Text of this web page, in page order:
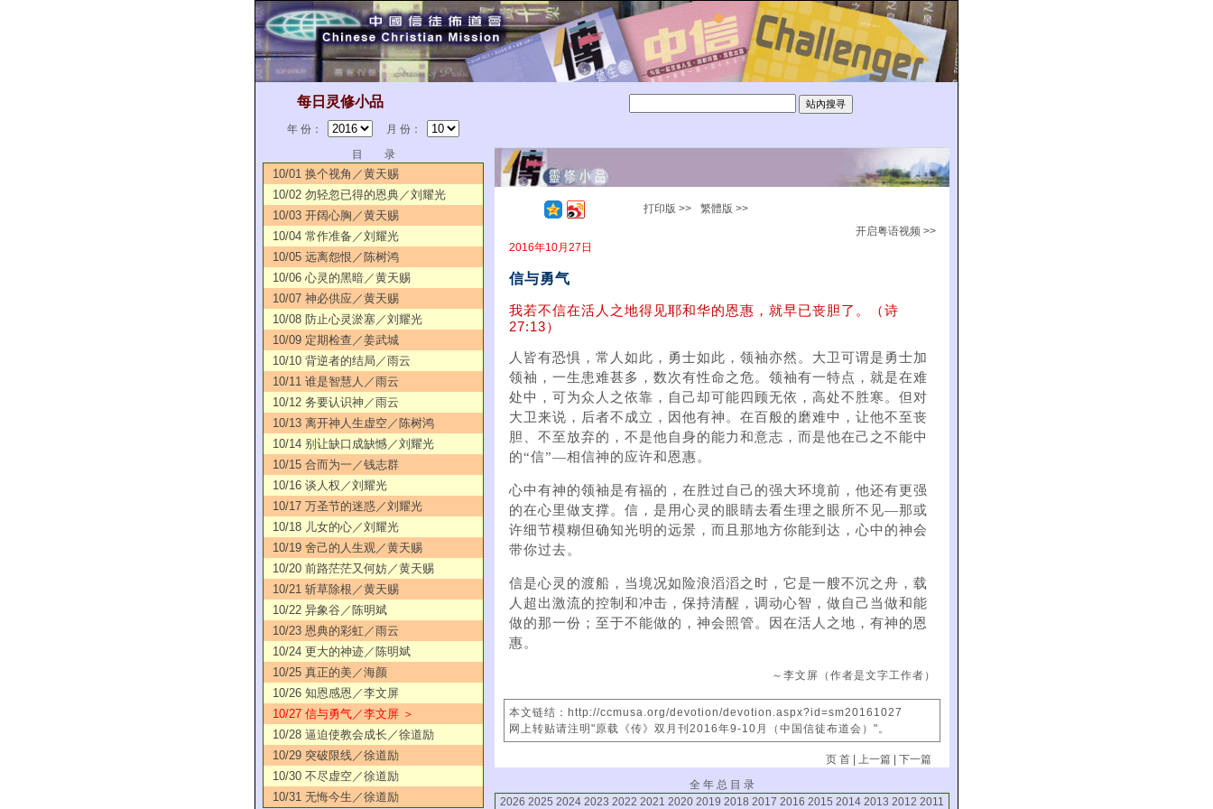
每日灵修小品
年 份：
月 份：
目 录
10/01 换个视角／黄天赐
10/02 勿轻忽已得的恩典／刘耀光
10/03 开阔心胸／黄天赐
10/04 常作准备／刘耀光
10/05 远离怨恨／陈树鸿
10/06 心灵的黑暗／黄天赐
10/07 神必供应／黄天赐
10/08 防止心灵淤塞／刘耀光
10/09 定期检查／姜武城
10/10 背逆者的结局／雨云
10/11 谁是智慧人／雨云
10/12 务要认识神／雨云
10/13 离开神人生虚空／陈树鸿
10/14 别让缺口成缺憾／刘耀光
10/15 合而为一／钱志群
10/16 谈人权／刘耀光
10/17 万圣节的迷惑／刘耀光
10/18 儿女的心／刘耀光
10/19 舍己的人生观／黄天赐
10/20 前路茫茫又何妨／黄天赐
10/21 斩草除根／黄天赐
10/22 异象谷／陈明斌
10/23 恩典的彩虹／雨云
10/24 更大的神迹／陈明斌
10/25 真正的美／海颜
10/26 知恩感恩／李文屏
10/27 信与勇气／李文屏 ＞
10/28 逼迫使教会成长／徐道励
10/29 突破限线／徐道励
10/30 不尽虚空／徐道励
10/31 无悔今生／徐道励
打印版 >>
繁體版 >>
开启粤语视频 >>
2016年10月27日
信与勇气
我若不信在活人之地得见耶和华的恩惠，就早已丧胆了。（诗
27:13）
人皆有恐惧，常人如此，勇士如此，领袖亦然。大卫可谓是勇士加
领袖，一生患难甚多，数次有性命之危。领袖有一特点，就是在难
处中，可为众人之依靠，自己却可能四顾无依，高处不胜寒。但对
大卫来说，后者不成立，因他有神。在百般的磨难中，让他不至丧
胆、不至放弃的，不是他自身的能力和意志，而是他在己之不能中
的“信”—相信神的应许和恩惠。
心中有神的领袖是有福的，在胜过自己的强大环境前，他还有更强
的在心里做支撑。信，是用心灵的眼睛去看生理之眼所不见—那或
许细节模糊但确知光明的远景，而且那地方你能到达，心中的神会
带你过去。
信是心灵的渡船，当境况如险浪滔滔之时，它是一艘不沉之舟，载
人超出激流的控制和冲击，保持清醒，调动心智，做自己当做和能
做的那一份；至于不能做的，神会照管。因在活人之地，有神的恩
惠。
～李文屏（作者是文字工作者）
本文链结：http://ccmusa.org/devotion/devotion.aspx?id=sm20161027
网上转贴请注明"原载《传》双月刊2016年9-10月（中国信徒布道会）"。
页 首 |上一篇 |下一篇
全 年 总 目 录
2026 2025 2024 2023 2022 2021 2020 2019 2018 2017 2016 2015 2014 2013 2012 2011